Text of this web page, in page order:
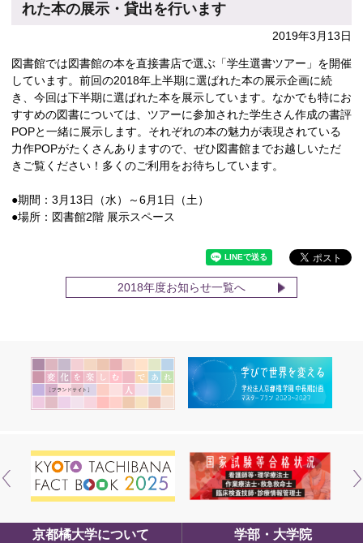
れた本の展示・貸出を行います
2019年3月13日
図書館では図書館の本を直接書店で選ぶ「学生選書ツアー」を開催
しています。前回の2018年上半期に選ばれた本の展示企画に続
き、今回は下半期に選ばれた本を展示しています。なかでも特にお
すすめの図書については、ツアーに参加された学生さん作成の書評
POPと一緒に展示します。それぞれの本の魅力が表現されている
力作POPがたくさんありますので、ぜひ図書館までお越しいただ
きご覧ください！多くのご利用をお待ちしています。
●期間：3月13日（水）～6月1日（土）
●場所：図書館2階 展示スペース
2018年度お知らせ一覧へ
京都橘大学について 学部・大学院